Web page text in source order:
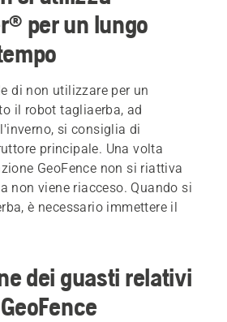
per un lungo
di non utilizzare per un
il robot tagliaerba, ad
si consiglia di
principale. Una volta
GeoFence non si riattiva
non viene riacceso. Quando si
è necessario immettere il
dei guasti relativi